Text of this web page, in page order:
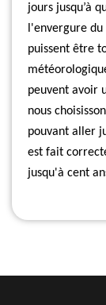
jours jusqu’à
l'envergure
puissent être
peuvent avoir
nous
pouvant aller
est fait
jusqu'à cent